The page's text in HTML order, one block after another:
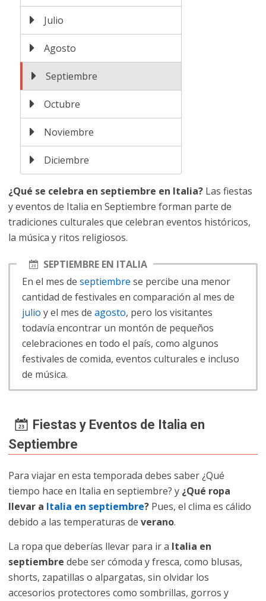
Julio
Agosto
Septiembre
Octubre
Noviembre
Diciembre
¿Qué se celebra en septiembre en Italia? Las fiestas
y eventos de Italia en Septiembre forman parte de
tradiciones culturales que celebran eventos históricos,
la música y ritos religiosos.
SEPTIEMBRE EN ITALIA
En el mes de septiembre se percibe una menor
cantidad de festivales en comparación al mes de
julio y el mes de agosto, pero los visitantes
todavía encontrar un montón de pequeños
celebraciones en todo el país, como algunos
festivales de comida, eventos culturales e incluso
de música.
Fiestas y Eventos de Italia en
Septiembre
Para viajar en esta temporada debes saber ¿Qué
tiempo hace en Italia en septiembre? y ¿Qué ropa
llevar a Italia en septiembre? Pues, el clima es cálido
debido a las temperaturas de verano.
La ropa que deberías llevar para ir a Italia en
septiembre debe ser cómoda y fresca, como blusas,
shorts, zapatillas o alpargatas, sin olvidar los
accesorios protectores como sombrillas, gorros y